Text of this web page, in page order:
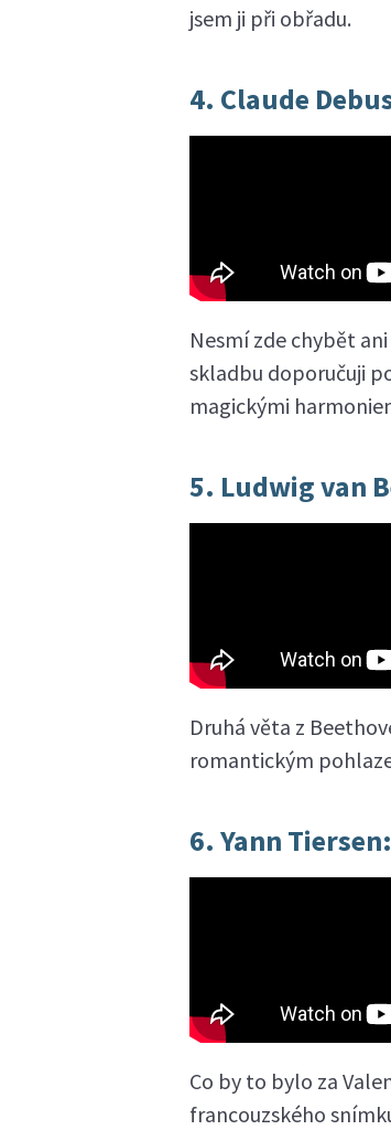
jsem ji při obřadu.
4. Claude
Nesmí zde chybět
skladbu doporučuji
magickými
5. Ludwig van
Druhá věta z
romantickým
6. Yann
Co by to bylo za
francouzského